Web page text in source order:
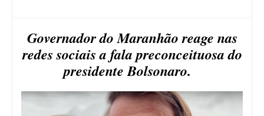
Governador do Maranhão reage nas
redes sociais a fala preconceituosa do
presidente Bolsonaro.